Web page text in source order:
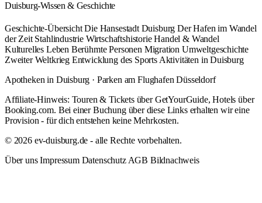
Duisburg-Wissen & Geschichte
Geschichte-Übersicht Die Hansestadt Duisburg Der Hafen im Wandel
der Zeit Stahlindustrie Wirtschaftshistorie Handel & Wandel
Kulturelles Leben Berühmte Personen Migration Umweltgeschichte
Zweiter Weltkrieg Entwicklung des Sports Aktivitäten in Duisburg
Apotheken in Duisburg · Parken am Flughafen Düsseldorf
Affiliate-Hinweis: Touren & Tickets über GetYourGuide, Hotels über
Booking.com. Bei einer Buchung über diese Links erhalten wir eine
Provision - für dich entstehen keine Mehrkosten.
© 2026 ev-duisburg.de - alle Rechte vorbehalten.
Über uns Impressum Datenschutz AGB Bildnachweis